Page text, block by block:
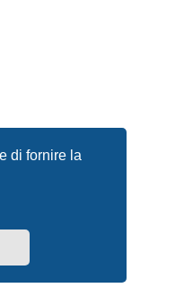
di fornire la